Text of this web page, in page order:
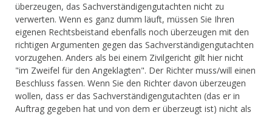
überzeugen, das Sachverständigengutachten nicht zu
verwerten. Wenn es ganz dumm läuft, müssen Sie Ihren
eigenen Rechtsbeistand ebenfalls noch überzeugen mit den
richtigen Argumenten gegen das Sachverständigengutachten
vorzugehen. Anders als bei einem Zivilgericht gilt hier nicht
"im Zweifel für den Angeklagten". Der Richter muss/will einen
Beschluss fassen. Wenn Sie den Richter davon überzeugen
wollen, dass er das Sachverständigengutachten (das er in
Auftrag gegeben hat und von dem er überzeugt ist) nicht als